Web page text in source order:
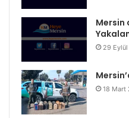
Mersin
29
18 Mart